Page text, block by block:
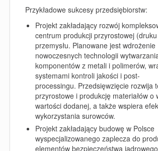
Przykładowe sukcesy przedsiębiorstw:
Projekt zakładający rozwój
centrum produkcji przyrostowej
przemysłu. Planowane jest wdrożenie
nowoczesnych technologii
komponentów z metali i polimerów,
systemami kontroli jakości i post-
processingu. Przedsięwzięcie rozwija
przyrostowe i produkcję materiałów o
wartości dodanej, a także wspiera
wykorzystania surowców.
Projekt zakładający budowę w Polsce
wyspecjalizowanego zaplecza do
elementów bezpieczeństwa